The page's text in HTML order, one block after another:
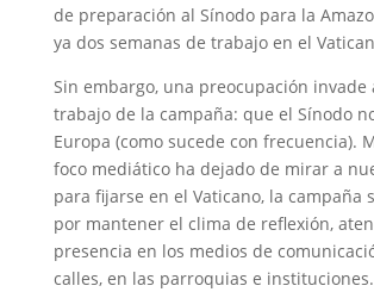
de preparación al Sínodo para la
ya dos semanas de trabajo en el
Sin embargo, una preocupación invade
trabajo de la campaña: que el Sínodo
Europa (como sucede con frecuencia).
foco mediático ha dejado de mirar a
para fijarse en el Vaticano, la campaña
por mantener el clima de reflexión,
presencia en los medios de
calles, en las parroquias e